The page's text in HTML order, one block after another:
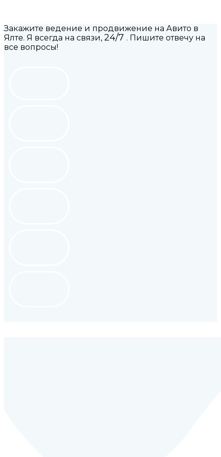
Закажите ведение и продвижение на Авито в
Ялте. Я всегда на связи, 24/7 . Пишите отвечу на
все вопросы!